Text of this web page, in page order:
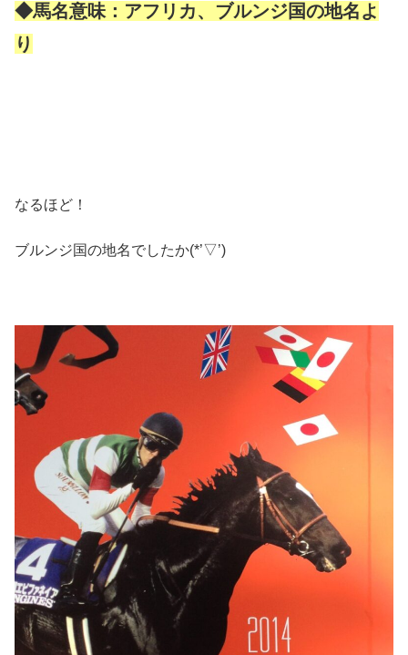
◆馬名意味：アフリカ、ブルンジ国の地名よ
り
なるほど！
ブルンジ国の地名でしたか(*’▽’)